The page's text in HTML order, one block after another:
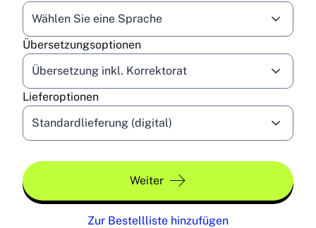
Wählen Sie eine Sprache
Übersetzungsoptionen
Übersetzung inkl. Korrektorat
Lieferoptionen
Standardlieferung (digital)
Weiter
Zur Bestellliste hinzufügen